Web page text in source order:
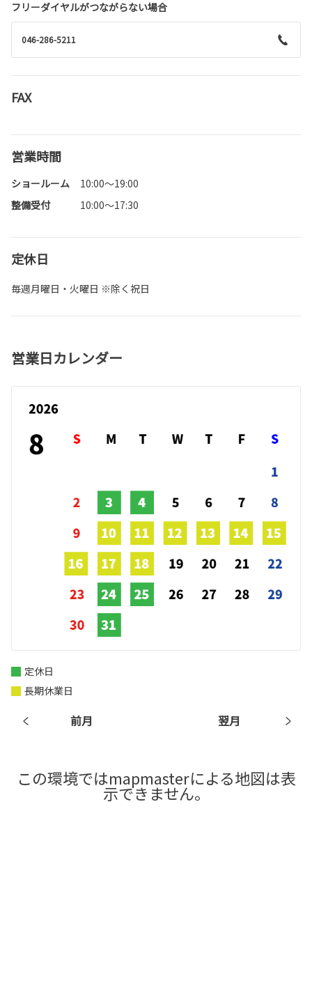
フリーダイヤルがつながらない場合
046-286-5211
FAX
営業時間
ショールーム
10:00～19:00
整備受付
10:00～17:30
定休日
毎週月曜日・火曜日 ※除く祝日
営業日カレンダー
前月 翌月
定休日
長期休業日
この環境ではmapmasterによる地図は表
示できません。